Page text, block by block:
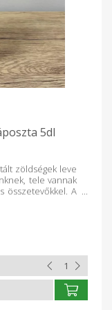
5dl
zöldségek leve
tele vannak
összetevőkkel. A
kerülne
hasznosak és
egész üveg is
is egyben. Töltő
só (2%), PI víz
, szójamentes
141 kJ / 34 kcal